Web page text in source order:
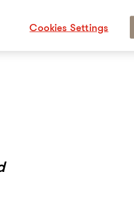
Cookies Settings